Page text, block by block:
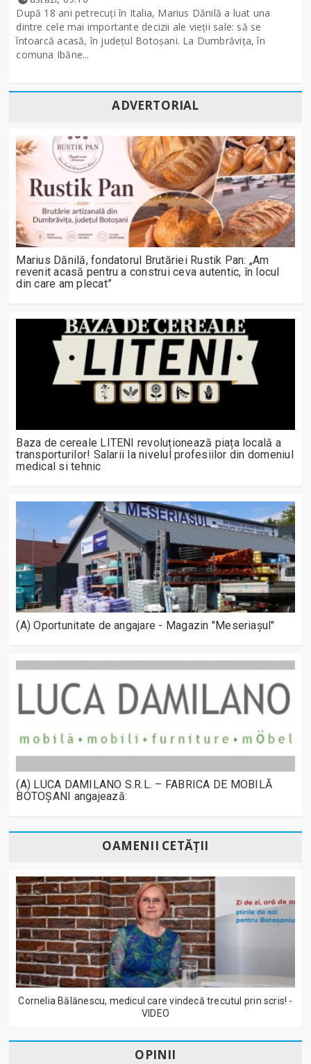
După 18 ani petrecuți în Italia, Marius Dănilă a luat una
dintre cele mai importante decizii ale vieții sale: să se
întoarcă acasă, în județul Botoșani. La Dumbrăvița, în
comuna Ibăne...
ADVERTORIAL
Marius Dănilă, fondatorul Brutăriei Rustik Pan: „Am
revenit acasă pentru a construi ceva autentic, în locul
din care am plecat”
Baza de cereale LITENI revoluționează piața locală a
transporturilor! Salarii la nivelul profesiilor din domeniul
medical si tehnic
(A) Oportunitate de angajare - Magazin "Meseriașul"
(A) LUCA DAMILANO S.R.L. – FABRICA DE MOBILĂ
BOTOȘANI angajează:
OAMENII CETĂȚII
Cornelia Bălănescu, medicul care vindecă trecutul prin scris! -
VIDEO
OPINII